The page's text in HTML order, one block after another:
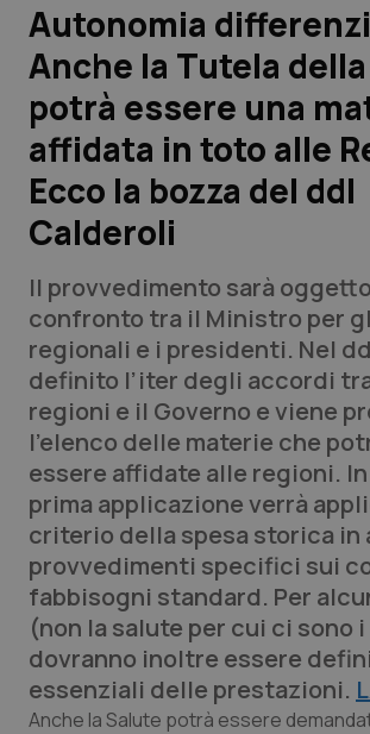
Scienza e Farmaci
Studi e Analisi
Lettere al direttore
Edizioni Regionali
QS Pro
Professionisti Sanitari.AI
Abruzzo
Basilicata
Calabria
Campania
Emilia-Romagna
Friuli Venezia Giulia
QS Pro Gold
Artrite & artrosi
Asma & BPCO
Car-T
Colesterolo & coronaropatie
Dermatite Atopica
Newsletter
Autonomia
Anche la Tutela
potrà essere una
affidata in toto alle
Ecco la bozza del ddl
Calderoli
Il provvedimento sarà
confronto tra il Ministro per
regionali e i presidenti. Nel
definito l’iter degli accordi
regioni e il Governo e viene
l’elenco delle materie che
essere affidate alle regioni.
prima applicazione verrà
criterio della spesa storica in
provvedimenti specifici sui
fabbisogni standard. Per
(non la salute per cui ci sono i
dovranno inoltre essere
essenziali delle prestazioni.
Anche la Salute potrà essere